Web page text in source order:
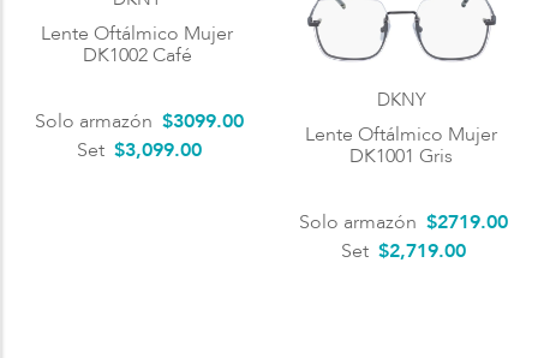
Lente Oftálmico Mujer
DK1002 Café
Solo armazón $3099.00
Set $3,099.00
DKNY
Lente Oftálmico Mujer
DK1001 Gris
Solo armazón $2719.00
Set $2,719.00